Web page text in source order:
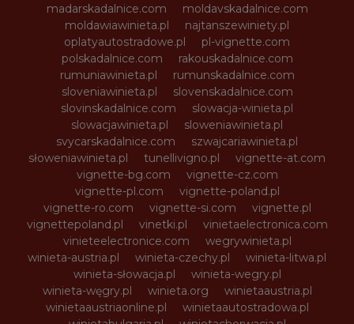
madarskadalnice.com
moldavskadalnice.com
moldawiawinieta.pl
najtanszewiniety.pl
oplatyautostradowe.pl
pl-vignette.com
polskadalnice.com
rakouskadalnice.com
rumuniawinieta.pl
rumunskadalnice.com
sloveniawinieta.pl
slovenskadalnice.com
slovinskadalnice.com
slowacja-winieta.pl
slowacjawinieta.pl
sloweniawinieta.pl
svycarskadalnice.com
szwajcariawinieta.pl
słoweniawinieta.pl
tunellivigno.pl
vignette-at.com
vignette-bg.com
vignette-cz.com
vignette-pl.com
vignette-poland.pl
vignette-ro.com
vignette-si.com
vignette.pl
vignettepoland.pl
vinetki.pl
vinietaelectronica.com
vinieteelectronice.com
wegrywinieta.pl
winieta-austria.pl
winieta-czechy.pl
winieta-litwa.pl
winieta-słowacja.pl
winieta-wegry.pl
winieta-węgry.pl
winieta.org
winietaaustria.pl
winietaaustriaonline.pl
winietaautostradowa.pl